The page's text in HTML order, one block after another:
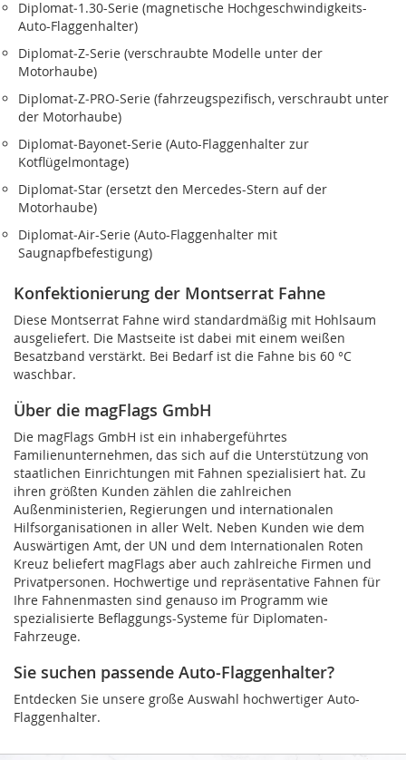
Diplomat‑1.30-Serie (magnetische Hochgeschwindigkeits-
Auto-Flaggenhalter)
Diplomat‑Z-Serie (verschraubte Modelle unter der
Motorhaube)
Diplomat‑Z‑PRO-Serie (fahrzeugspezifisch, verschraubt unter
der Motorhaube)
Diplomat‑Bayonet-Serie (Auto-Flaggenhalter zur
Kotflügelmontage)
Diplomat‑Star (ersetzt den Mercedes-Stern auf der
Motorhaube)
Diplomat‑Air-Serie (Auto-Flaggenhalter mit
Saugnapfbefestigung)
Konfektionierung der Montserrat Fahne
Diese Montserrat Fahne wird standardmäßig mit Hohlsaum
ausgeliefert. Die Mastseite ist dabei mit einem weißen
Besatzband verstärkt. Bei Bedarf ist die Fahne bis 60 °C
waschbar.
Über die magFlags GmbH
Die magFlags GmbH ist ein inhabergeführtes
Familienunternehmen, das sich auf die Unterstützung von
staatlichen Einrichtungen mit Fahnen spezialisiert hat. Zu
ihren größten Kunden zählen die zahlreichen
Außenministerien, Regierungen und internationalen
Hilfsorganisationen in aller Welt. Neben Kunden wie dem
Auswärtigen Amt, der UN und dem Internationalen Roten
Kreuz beliefert magFlags aber auch zahlreiche Firmen und
Privatpersonen. Hochwertige und repräsentative Fahnen für
Ihre Fahnenmasten sind genauso im Programm wie
spezialisierte Beflaggungs-Systeme für Diplomaten-
Fahrzeuge.
Sie suchen passende Auto-Flaggenhalter?
Entdecken Sie unsere große Auswahl hochwertiger Auto-
Flaggenhalter.